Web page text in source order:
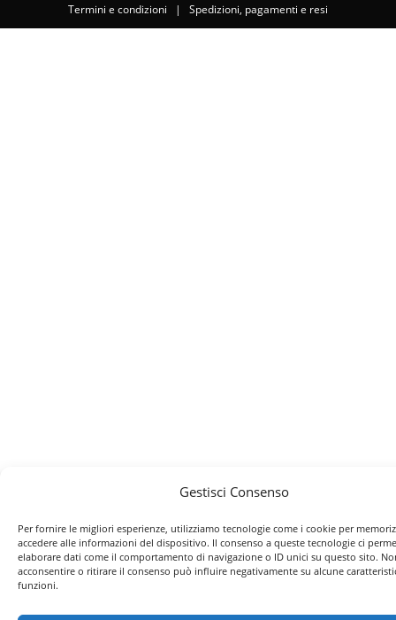
Gestisci Consenso
Per fornire le migliori esperienze, utilizziamo tecnologie come i cookie per
accedere alle informazioni del dispositivo. Il consenso a queste tecnologie ci
elaborare dati come il comportamento di navigazione o ID unici su questo sito.
acconsentire o ritirare il consenso può influire negativamente su alcune
funzioni.
Termini e condizioni | Spedizioni, pagamenti e resi